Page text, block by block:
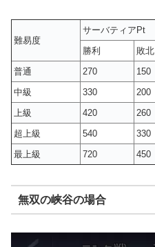
難易度
サーバティアPt
勝利
敗北
普通
270 150
中級
330 200
上級
420 260
超上級
540 330
最上級
720 450
無双の峡谷の場合